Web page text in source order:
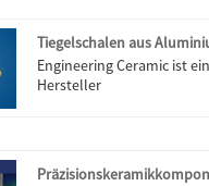
Tiegelschalen aus
Engineering Ceramic ist
Hersteller